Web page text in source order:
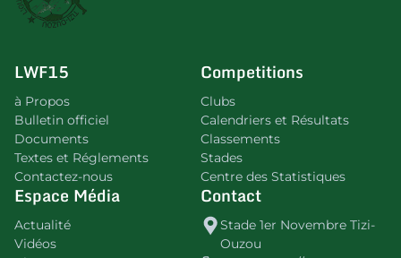
LWF15
à Propos
Bulletin officiel
Documents
Textes et Réglements
Contactez-nous
Competitions
Clubs
Calendriers et Résultats
Classements
Stades
Centre des Statistiques
Espace Média
Actualité
Vidéos
Contact
Stade 1er Novembre Tizi-
Ouzou